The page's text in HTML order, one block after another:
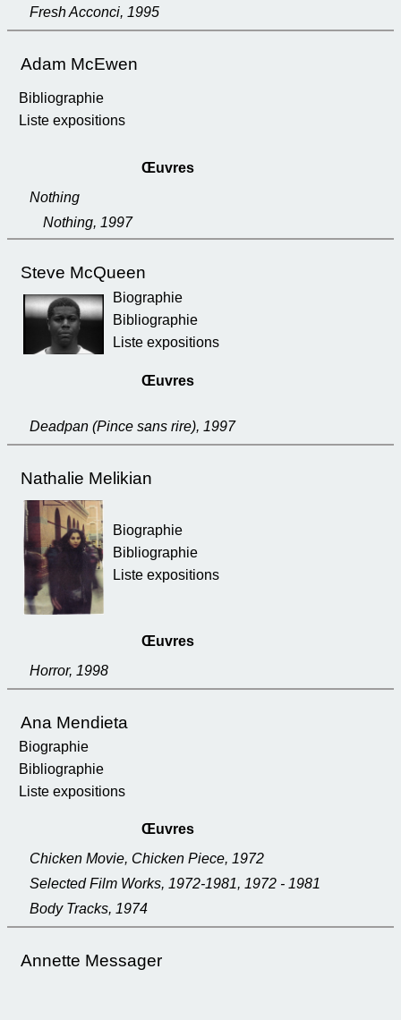
Fresh Acconci, 1995
Adam McEwen
Bibliographie
Liste expositions
Œuvres
Nothing
Nothing, 1997
Steve McQueen
Biographie
Bibliographie
Liste expositions
Œuvres
Deadpan (Pince sans rire), 1997
Nathalie Melikian
Biographie
Bibliographie
Liste expositions
Œuvres
Horror, 1998
Ana Mendieta
Biographie
Bibliographie
Liste expositions
Œuvres
Chicken Movie, Chicken Piece, 1972
Selected Film Works, 1972-1981, 1972 - 1981
Body Tracks, 1974
Annette Messager